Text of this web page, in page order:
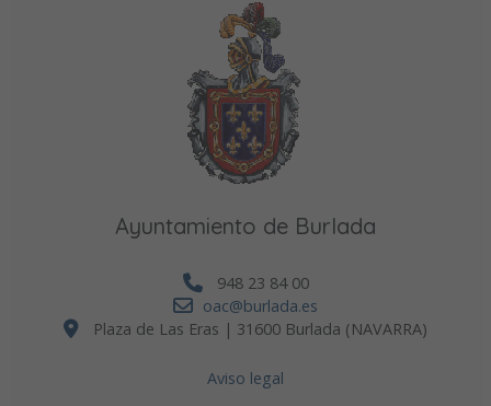
Ayuntamiento de Burlada
948 23 84 00
oac@burlada.es
Plaza de Las Eras | 31600 Burlada (NAVARRA)
Aviso legal